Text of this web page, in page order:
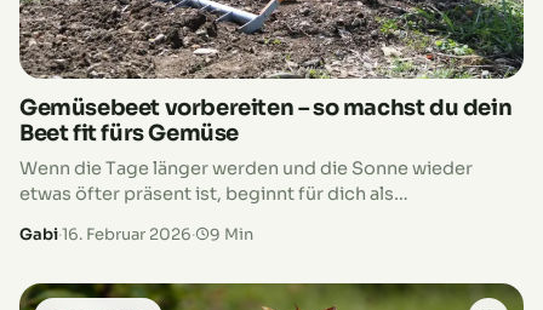
Gemüsebeet vorbereiten – so machst du dein
Beet fit fürs Gemüse
Wenn die Tage länger werden und die Sonne wieder
etwas öfter präsent ist, beginnt für dich als
Vorbereitung deines Gemüsegartens im…
Gabi·16. Februar 2026· 9 Min